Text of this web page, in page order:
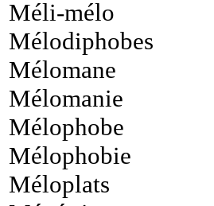
Méli-mélo
Mélodiphobes
Mélomane
Mélomanie
Mélophobe
Mélophobie
Méloplats